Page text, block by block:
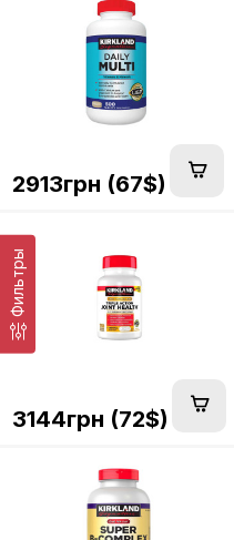
Фильтры
2913грн (67$)
3144грн (72$)